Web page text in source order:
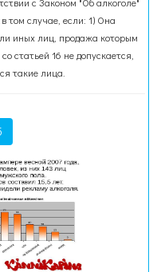
том случае, если: 1) Она
иных лиц, продажа которым
статьей 16 не допускается,
такие лица.